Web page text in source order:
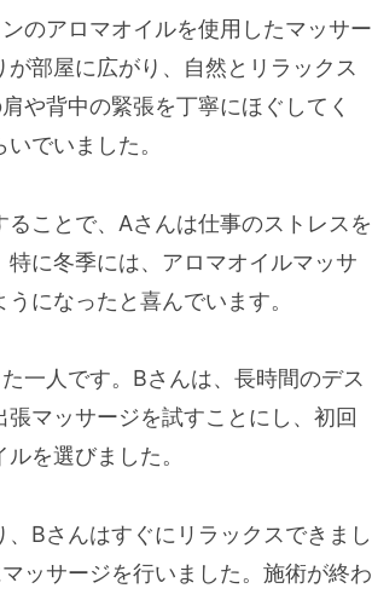
のアロマオイルを使用したマッサー
部屋に広がり、自然とリラックス
や背中の緊張を丁寧にほぐしてく
でいました。
ことで、Aさんは仕事のストレスを
に冬季には、アロマオイルマッサ
になったと喜んでいます。
一人です。Bさんは、長時間のデス
マッサージを試すことにし、初回
を選びました。
Bさんはすぐにリラックスできまし
ッサージを行いました。施術が終わ